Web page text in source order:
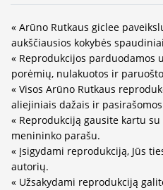
« Arūno Rutkaus giclee
aukščiausios kokybės
« Reprodukcijos parduodamos
porėmių, nulakuotos ir
« Visos Arūno Rutkaus
aliejiniais dažais ir
« Reprodukciją gausite kartu
menininko parašu.
« Įsigydami reprodukciją, Jūs
autorių.
« Užsakydami reprodukciją